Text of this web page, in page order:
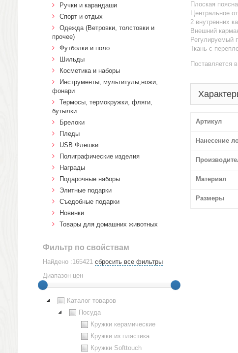
Плоская
Центральное
2 внутренних
Внешний
Регулируемый
Ткань с
Поставляется
Артикул
Нанесение
Материал
Размеры
Ручки и карандаши
Спорт и отдых
Одежда (Ветровки, толстовки и
прочее)
Футболки и поло
Шильды
Косметика и наборы
Инструменты, мультитулы,ножи,
фонари
Термосы, термокружки, фляги,
бутылки
Брелоки
Пледы
USB Флешки
Полиграфические изделия
Награды
Подарочные наборы
Элитные подарки
Cъедобные подарки
Новинки
Товары для домашних животных
Фильтр по свойствам
Найдено :165421 сбросить все фильтры
Диапазон цен
Каталог товаров
Посуда
Кружки керамические
Кружки из пластика
Кружки Softtouch